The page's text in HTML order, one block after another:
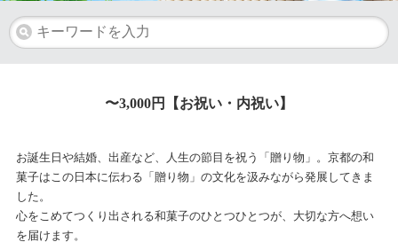
〜3,000円【お祝い・内祝い】
お誕生日や結婚、出産など、人生の節目を祝う「贈り物」。京都の和
菓子はこの日本に伝わる「贈り物」の文化を汲みながら発展してきま
した。
心をこめてつくり出される和菓子のひとつひとつが、大切な方へ想い
を届けます。